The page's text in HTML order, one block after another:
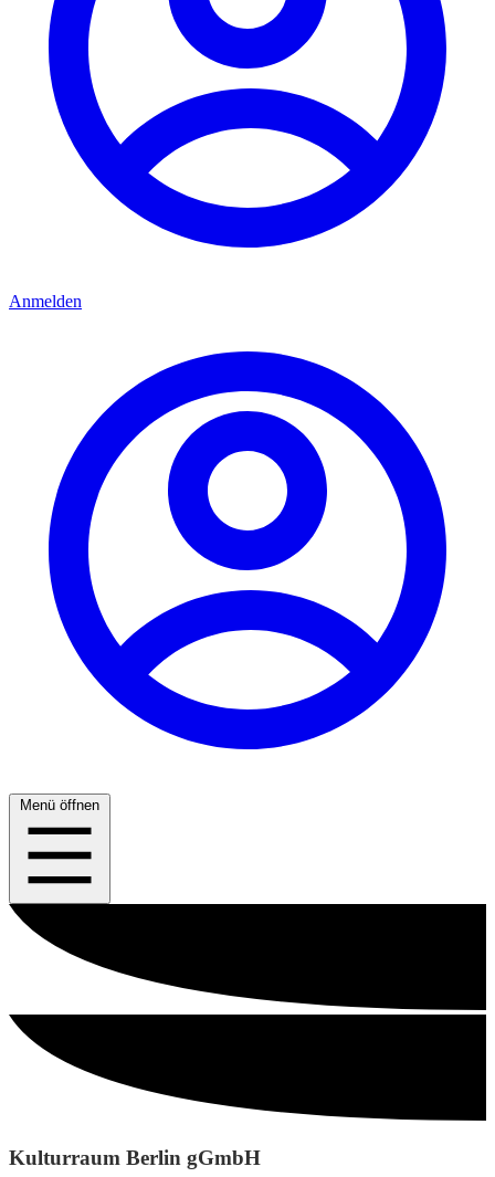
Anmelden
Menü öffnen
Kulturraum Berlin gGmbH